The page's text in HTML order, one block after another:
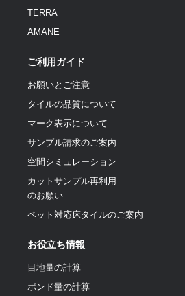
TERRA
AMANE
ご利用ガイド
お願いとご注意
タイルの品質について
マーク表示について
サンプル請求のご案内
空間シミュレーション
カットサンプル再利用
のお願い
ペット対応床タイルのご案内
お役立ち情報
目地量の計算
ポンド量の計算